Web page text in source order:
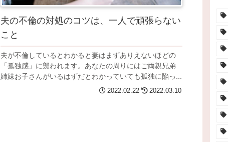
夫の不倫の対処のコツは、一人で頑張らない
こと
夫が不倫しているとわかると妻はまずありえないほどの
「孤独感」に襲われます。あなたの周りにはご両親兄弟
姉妹お子さんがいるはずだとわかっていても孤独に陥っ...
2022.02.22 2022.03.10